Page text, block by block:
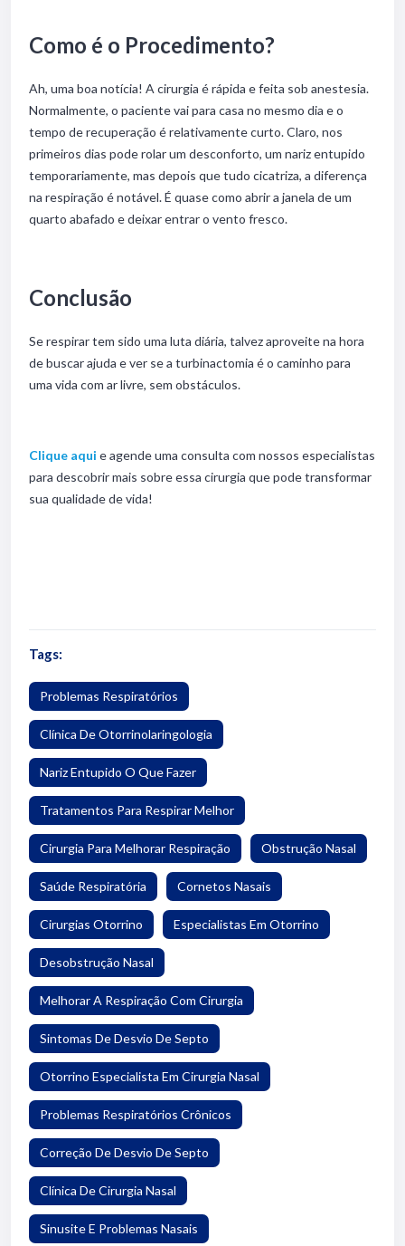
Como é o Procedimento?
Ah, uma boa notícia! A cirurgia é rápida e feita sob anestesia.
Normalmente, o paciente vai para casa no mesmo dia e o
tempo de recuperação é relativamente curto. Claro, nos
primeiros dias pode rolar um desconforto, um nariz entupido
temporariamente, mas depois que tudo cicatriza, a diferença
na respiração é notável. É quase como abrir a janela de um
quarto abafado e deixar entrar o vento fresco.
Conclusão
Se respirar tem sido uma luta diária, talvez aproveite na hora
de buscar ajuda e ver se a turbinactomia é o caminho para
uma vida com ar livre, sem obstáculos.
Clique aqui e agende uma consulta com nossos especialistas
para descobrir mais sobre essa cirurgia que pode transformar
sua qualidade de vida!
Tags:
Problemas Respiratórios
Clínica De Otorrinolaringologia
Nariz Entupido O Que Fazer
Tratamentos Para Respirar Melhor
Cirurgia Para Melhorar Respiração Obstrução Nasal
Saúde Respiratória Cornetos Nasais
Cirurgias Otorrino Especialistas Em Otorrino
Desobstrução Nasal
Melhorar A Respiração Com Cirurgia
Sintomas De Desvio De Septo
Otorrino Especialista Em Cirurgia Nasal
Problemas Respiratórios Crônicos
Correção De Desvio De Septo
Clínica De Cirurgia Nasal
Sinusite E Problemas Nasais